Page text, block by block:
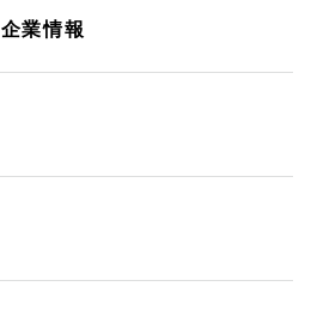
企業情報